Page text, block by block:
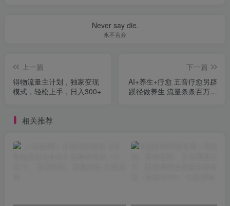
Never say die.
永不言弃
上一篇
得物流量主计划，独家变现
模式，轻松上手，日入300+
下一篇
AI+养生+疗愈 五音疗愈另辟
蹊径做养生 流量条条百万爆
相关推荐